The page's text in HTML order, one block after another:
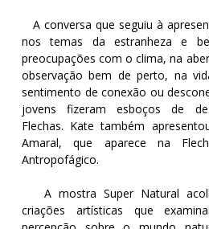
A conversa que seguiu à
nos temas da estranheza e
preocupações com o clima, na
observação bem de perto, na
sentimento de conexão ou
jovens fizeram esboços de
Flechas. Kate também
Amaral, que aparece na
Antropofágico.
A mostra Super Natural
criações artísticas que